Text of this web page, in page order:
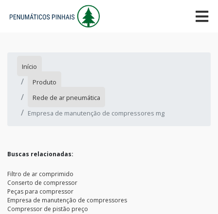
Início
Produto
Rede de ar pneumática
Empresa de manutenção de compressores mg
Buscas relacionadas:
Filtro de ar comprimido
Conserto de compressor
Peças para compressor
Empresa de manutenção de compressores
Compressor de pistão preço